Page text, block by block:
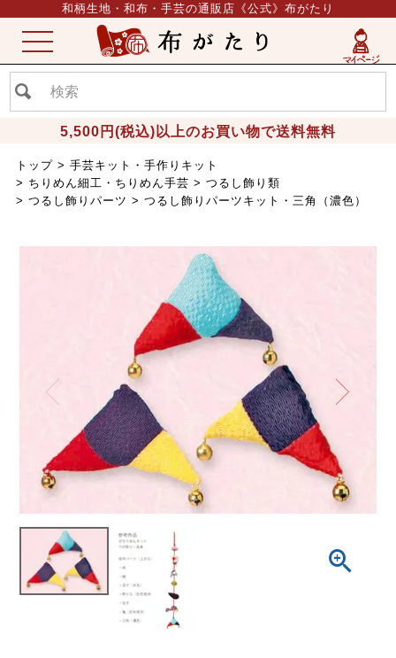
和柄生地・和布・手芸の通販店《公式》布がたり
5,500円(税込)以上のお買い物で送料無料
ME
NU
トップ
手芸キット・手作りキット
ちりめん細工・ちりめん手芸
つるし飾り類
つるし飾りパーツ
つるし飾りパーツキット・三角（濃色）